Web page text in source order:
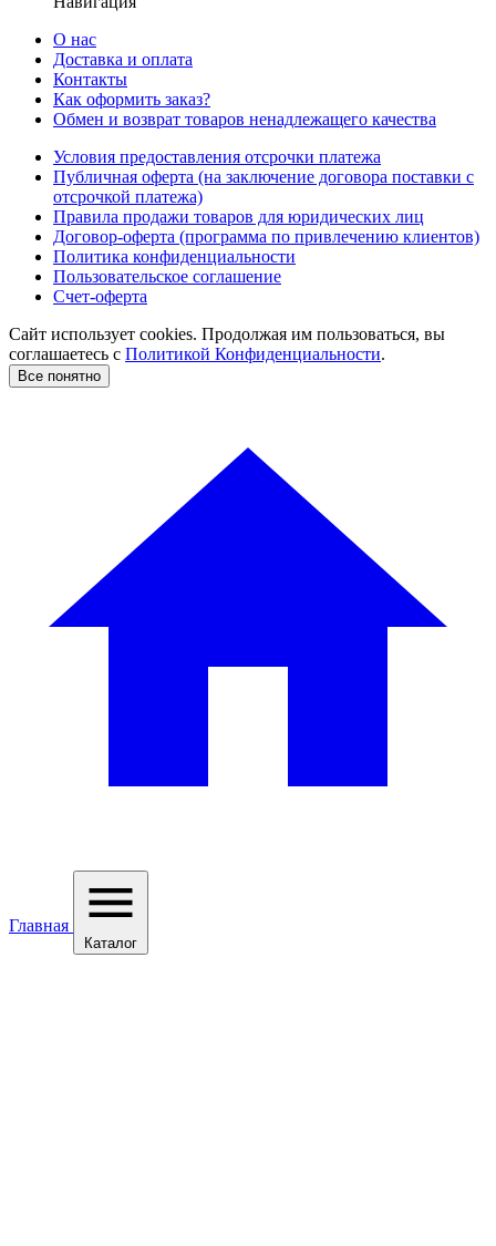
О нас
Доставка и оплата
Контакты
Как оформить заказ?
Обмен и возврат товаров ненадлежащего качества
Условия предоставления отсрочки платежа
Публичная оферта (на заключение договора поставки с
отсрочкой платежа)
Правила продажи товаров для юридических лиц
Договор-оферта (программа по привлечению клиентов)
Политика конфиденциальности
Пользовательское соглашение
Счет-оферта
Сайт использует cookies. Продолжая им пользоваться, вы
соглашаетесь c Политикой Конфиденциальности.
Все понятно
Главная
Каталог